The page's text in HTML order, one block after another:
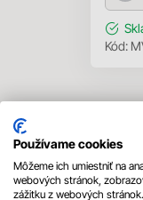
Kód:
Používame cookies
Môžeme ich umiestniť na
webových stránok,
zážitku z webových